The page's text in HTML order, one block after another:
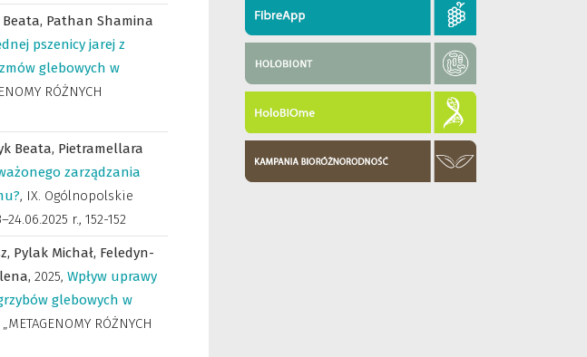
Beata, Pathan Shamina
pszenicy jarej z
glebowych w
RÓŻNYCH
Beata, Pietramellara
zarządzania
, IX. Ogólnopolskie
r., 152-152
Pylak Michał, Feledyn-
2025, Wpływ uprawy
glebowych w
RÓŻNYCH